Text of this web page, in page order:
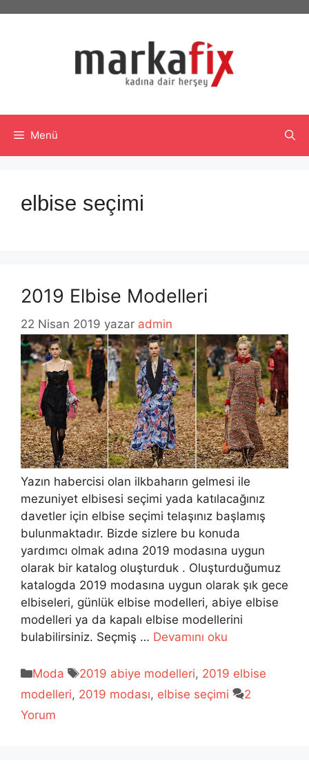
Menü
elbise seçimi
2019 Elbise Modelleri
22 Nisan 2019 yazar admin
Yazın habercisi olan ilkbaharın gelmesi ile
mezuniyet elbisesi seçimi yada katılacağınız
davetler için elbise seçimi telaşınız başlamış
bulunmaktadır. Bizde sizlere bu konuda
yardımcı olmak adına 2019 modasına uygun
olarak bir katalog oluşturduk . Oluşturduğumuz
katalogda 2019 modasına uygun olarak şık gece
elbiseleri, günlük elbise modelleri, abiye elbise
modelleri ya da kapalı elbise modellerini
bulabilirsiniz. Seçmiş … Devamını oku
Kategoriler
Moda Etiketler
2019 abiye modelleri, 2019 elbise
modelleri, 2019 modası, elbise seçimi
2
Yorum